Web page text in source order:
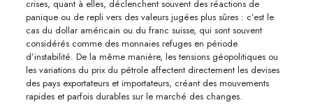
crises, quant à elles, déclenchent souvent des réactions de
panique ou de repli vers des valeurs jugées plus sûres : c’est le
cas du dollar américain ou du franc suisse, qui sont souvent
considérés comme des monnaies refuges en période
d’instabilité. De la même manière, les tensions géopolitiques ou
les variations du prix du pétrole affectent directement les devises
des pays exportateurs et importateurs, créant des mouvements
rapides et parfois durables sur le marché des changes.